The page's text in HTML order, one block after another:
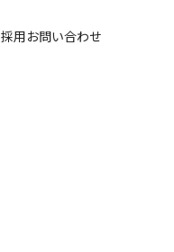
採用お問い合わせ